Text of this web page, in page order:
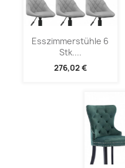
Esszimmerstühle 6
Stk....
276,02 €